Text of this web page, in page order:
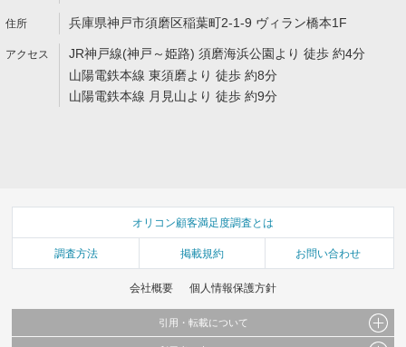
兵庫県神戸市須磨区稲葉町2-1-9 ヴィラン橋本1F
JR神戸線(神戸～姫路) 須磨海浜公園より 徒歩 約4分
山陽電鉄本線 東須磨より 徒歩 約8分
山陽電鉄本線 月見山より 徒歩 約9分
オリコン顧客満足度調査とは
調査方法 掲載規約 お問い合わせ
会社概要 個人情報保護方針
引用・転載について